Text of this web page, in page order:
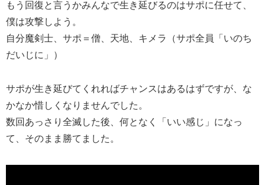
もう回復と言うかみんなで生き延びるのはサポに任せて、
僕は攻撃しよう。
自分魔剣士、サポ＝僧、天地、キメラ（サポ全員「いのち
だいじに」）
サポが生き延びてくれればチャンスはあるはずですが、な
かなか惜しくなりませんでした。
数回あっさり全滅した後、何となく「いい感じ」になっ
て、そのまま勝てました。